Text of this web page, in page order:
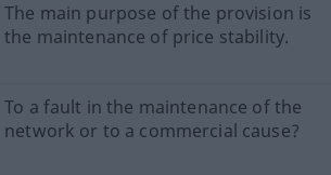
The main purpose of the provision is
the maintenance of price stability.
To a fault in the maintenance of the
network or to a commercial cause?